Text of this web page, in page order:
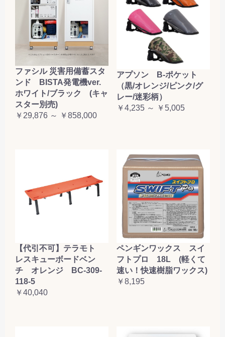
ファシル 災害用備蓄スタ
ンド BISTA発電機ver.
ホワイト/ブラック (キャ
スター別売)
￥29,876 ～ ￥858,000
アプソン B-ポケット
（黒/オレンジ/ピンク/グ
レー/迷彩柄）
￥4,235 ～ ￥5,005
【代引不可】テラモト
レスキューボードベン
チ オレンジ BC-309-
118-5
￥40,040
ペンギンワックス スイ
フトプロ 18L (軽くて
速い！快速樹脂ワックス)
￥8,195